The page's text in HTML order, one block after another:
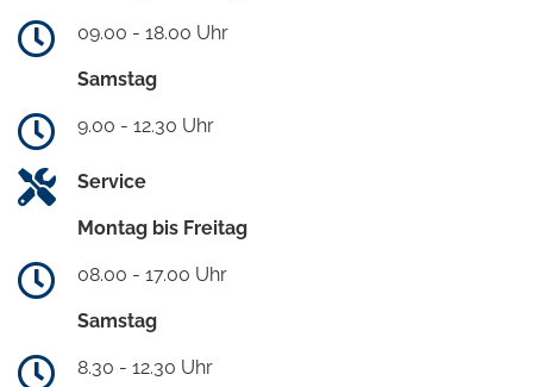
09.00 - 18.00 Uhr
Samstag
9.00 - 12.30 Uhr
Service
Montag bis Freitag
08.00 - 17.00 Uhr
Samstag
8.30 - 12.30 Uhr